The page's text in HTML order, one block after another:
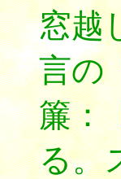
窓越
言の
簾：
る。